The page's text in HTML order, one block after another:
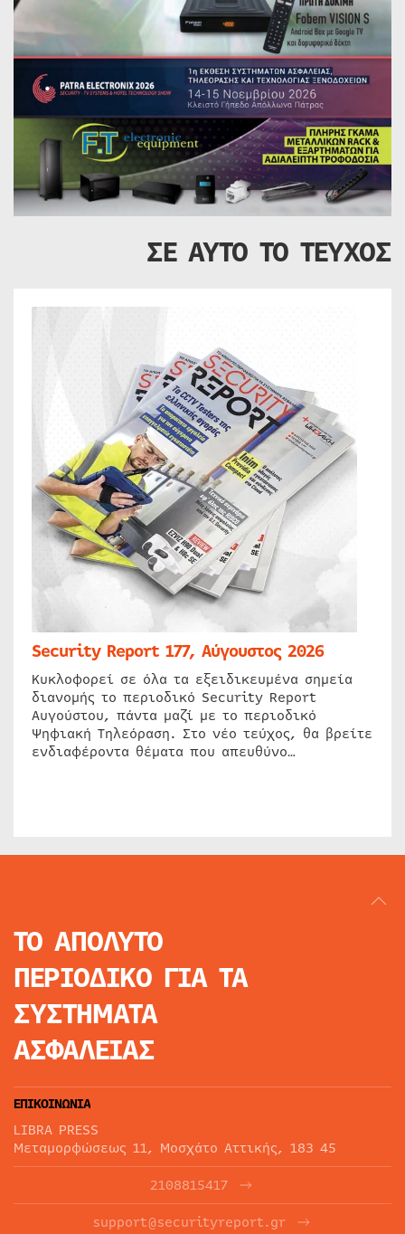
ΣΕ ΑΥΤΟ ΤΟ ΤΕΥΧΟΣ
Security Report 177, Αύγουστος 2026
Κυκλοφορεί σε όλα τα εξειδικευμένα σημεία
διανομής το περιοδικό Security Report
Αυγούστου, πάντα μαζί με το περιοδικό
Ψηφιακή Τηλεόραση. Στο νέο τεύχος, θα βρείτε
ενδιαφέροντα θέματα που απευθύνο…
ΤΟ ΑΠΟΛΥΤΟ
ΠΕΡΙΟΔΙΚΟ ΓΙΑ ΤΑ
ΣΥΣΤΗΜΑΤΑ
ΑΣΦΑΛΕΙΑΣ
ΕΠΙΚΟΙΝΩΝΙΑ
LIBRA PRESS
Μεταμορφώσεως 11, Μοσχάτο Αττικής, 183 45
2108815417
support@securityreport.gr